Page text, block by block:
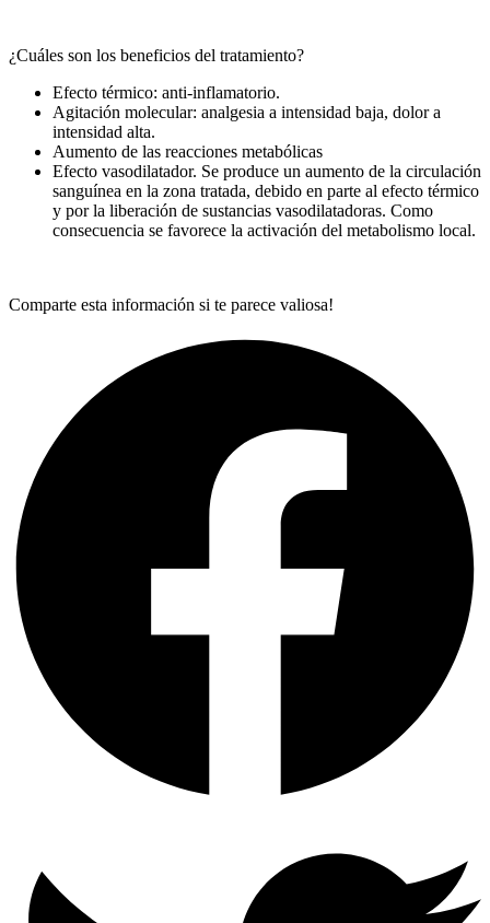
¿Cuáles son los beneficios del tratamiento?
Efecto térmico: anti-inflamatorio.
Agitación molecular: analgesia a intensidad baja, dolor a
intensidad alta.
Aumento de las reacciones metabólicas
Efecto vasodilatador. Se produce un aumento de la circulación
sanguínea en la zona tratada, debido en parte al efecto térmico
y por la liberación de sustancias vasodilatadoras. Como
consecuencia se favorece la activación del metabolismo local.
Comparte esta información si te parece valiosa!